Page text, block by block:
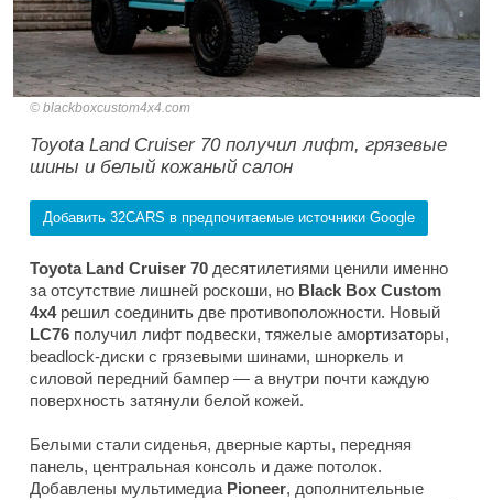
blackboxcustom4x4.com
Toyota Land Cruiser 70 получил лифт, грязевые
шины и белый кожаный салон
Добавить 32CARS в предпочитаемые источники Google
Toyota Land Cruiser 70 десятилетиями ценили именно
за отсутствие лишней роскоши, но Black Box Custom
4x4решил соединить две противоположности. Новый
LC76 получил лифт подвески, тяжелые амортизаторы,
beadlock-диски с грязевыми шинами, шноркель и
силовой передний бампер — а внутри почти каждую
поверхность затянули белой кожей.
Белыми стали сиденья, дверные карты, передняя
панель, центральная консоль и даже потолок.
Добавлены мультимедиа Pioneer, дополнительные